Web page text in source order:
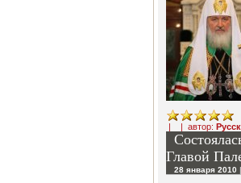
| | автор:
Главой
28 января 2010 |